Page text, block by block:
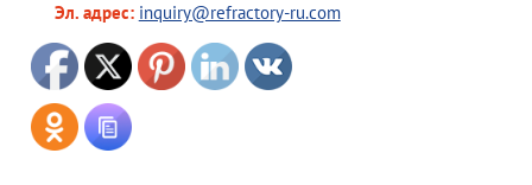
Эл. адрес: inquiry@refractory-ru.com